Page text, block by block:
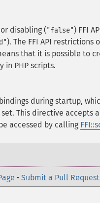
disabling ("false") FFI
). The FFI API restrictions
that it is possible to
in PHP scripts.
during startup,
set. This directive accepts a
accessed by calling
• Submit a Pull Request